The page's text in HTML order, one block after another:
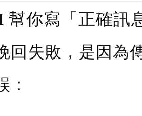
幫你寫「正確訊
回失敗，是因為
：